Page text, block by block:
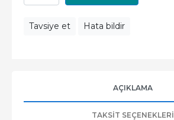
Tavsiye et Hata bildir
AÇIKLAMA
TAKSIT SEÇENEKLERI